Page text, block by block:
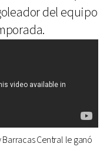
del equipo
Central le ganó